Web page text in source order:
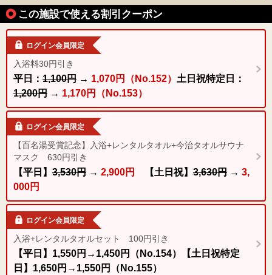
この施設で使える割引クーポン
ログイン会員限定
入浴料30円引き
平日： 1,100円 → 1,070円（No.152） 土日祝特定日：
1,200円 → 1,170円（No.153）
ログイン会員限定
【百名湯受賞記念】入浴+レンタルタオル+今治タオルサウナ
マスク 630円引き
【平日】 3,530円 → 2,900円 【土日祝】 3,630円 → 3,
000円
ログイン会員限定
入浴+レンタルタオルセット 100円引き
【平日】1,550円→1,450円（No.154）【土日祝特定
日】1,650円→1,550円（No.155）